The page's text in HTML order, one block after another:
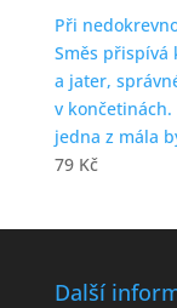
Při
Směs přispívá
a jater,
v
jedna z mála
79 Kč
Další